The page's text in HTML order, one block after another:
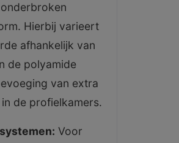
Hierbij varieert
afhankelijk van
de polyamide
van extra
de profielkamers.
Voor